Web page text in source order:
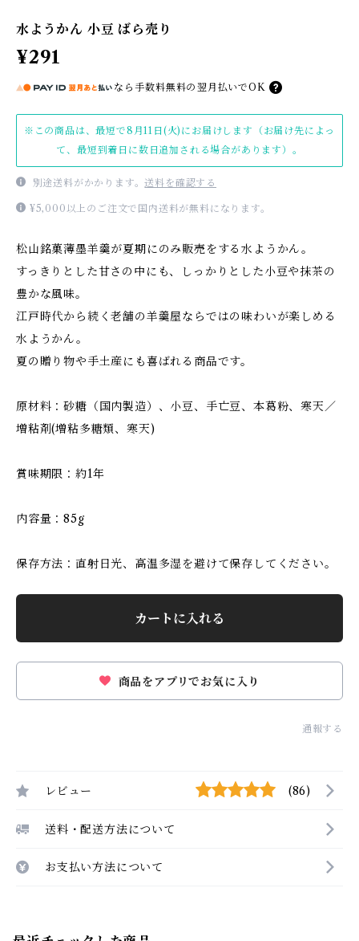
水ようかん 小豆 ばら売り
¥291
なら 手数料無料の 翌月払いでOK
※この商品は、最短で8月11日(火)にお届けします（お届け先によっ
て、最短到着日に数日追加される場合があります）。
別途送料がかかります。送料を確認する
¥5,000以上のご注文で国内送料が無料になります。
松山銘菓薄墨羊羹が夏期にのみ販売をする水ようかん。
すっきりとした甘さの中にも、しっかりとした小豆や抹茶の
豊かな風味。
江戸時代から続く老舗の羊羹屋ならではの味わいが楽しめる
水ようかん。
夏の贈り物や手土産にも喜ばれる商品です。
原材料：砂糖（国内製造）、小豆、手亡豆、本葛粉、寒天／
増粘剤(増粘多糖類、寒天)
賞味期限：約1年
内容量：85g
保存方法：直射日光、高温多湿を避けて保存してください。
カートに入れる
商品をアプリでお気に入り
通報する
レビュー (86)
送料・配送方法について
お支払い方法について